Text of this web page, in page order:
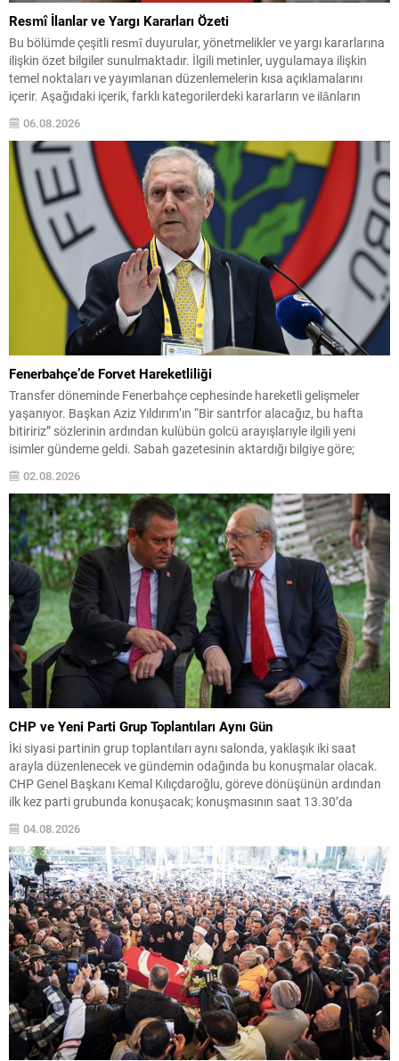
Resmî İlanlar ve Yargı Kararları Özeti
Bu bölümde çeşitli resmî duyurular, yönetmelikler ve yargı kararlarına
ilişkin özet bilgiler sunulmaktadır. İlgili metinler, uygulamaya ilişkin
temel noktaları ve yayımlanan düzenlemelerin kısa açıklamalarını
içerir. Aşağıdaki içerik, farklı kategorilerdeki kararların ve ilânların
kolay okunur biçimde düzenlenmiş hâlidir. Önemli başlıklar kalın ve altı
çizili şekilde vurgulanmıştır; böylece dikkat çeken maddeler çabuk...
06.08.2026
Fenerbahçe’de Forvet Hareketliliği
Transfer döneminde Fenerbahçe cephesinde hareketli gelişmeler
yaşanıyor. Başkan Aziz Yıldırım’ın “Bir santrfor alacağız, bu hafta
bitiririz” sözlerinin ardından kulübün golcü arayışlarıyle ilgili yeni
isimler gündeme geldi. Sabah gazetesinin aktardığı bilgiye göre;
Başkan Yıldırım’ın işaret ettiği isimlerden biri Serhou Guirassy. Gineli
forvet için Borussia Dortmund ile görüşmelerin sürdüğü, bonservis
bedelinin 30...
02.08.2026
CHP ve Yeni Parti Grup Toplantıları Aynı Gün
İki siyasi partinin grup toplantıları aynı salonda, yaklaşık iki saat
arayla düzenlenecek ve gündemin odağında bu konuşmalar olacak.
CHP Genel Başkanı Kemal Kılıçdaroğlu, göreve dönüşünün ardından
ilk kez parti grubunda konuşacak; konuşmasının saat 13.30’da
teşkilatlanma Yeni Parti Genel Başkanı Özgür Özel, partisinin...
04.08.2026